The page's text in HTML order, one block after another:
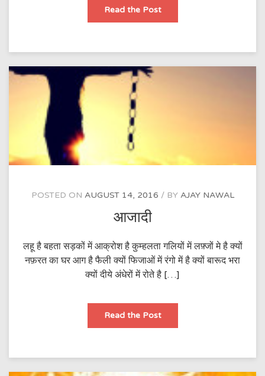
Read the Postसारे
से
शान
है
POSTED ON AUGUST 14, 2016 BY AJAY NAWAL
आजादी
लहू है बहता सड़कों में आक्रोश है कुम्हलता गलियों में लफ़्जों मे है क्यों
नफ़रत का घर आग है फैली क्यों फिजाओं में रंगो में है क्यों बारूद भरा
क्यों दीये अंधेरों में रोते है […]
Read the Postआजादी